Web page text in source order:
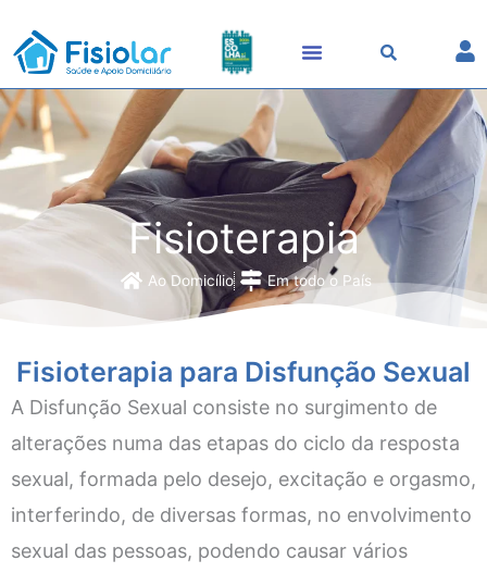
content
Fisioterapia
Ao Domicílio Em todo o País
Fisioterapia para Disfunção Sexual
A Disfunção Sexual consiste no surgimento de
alterações numa das etapas do ciclo da resposta
sexual, formada pelo desejo, excitação e orgasmo,
interferindo, de diversas formas, no envolvimento
sexual das pessoas, podendo causar vários